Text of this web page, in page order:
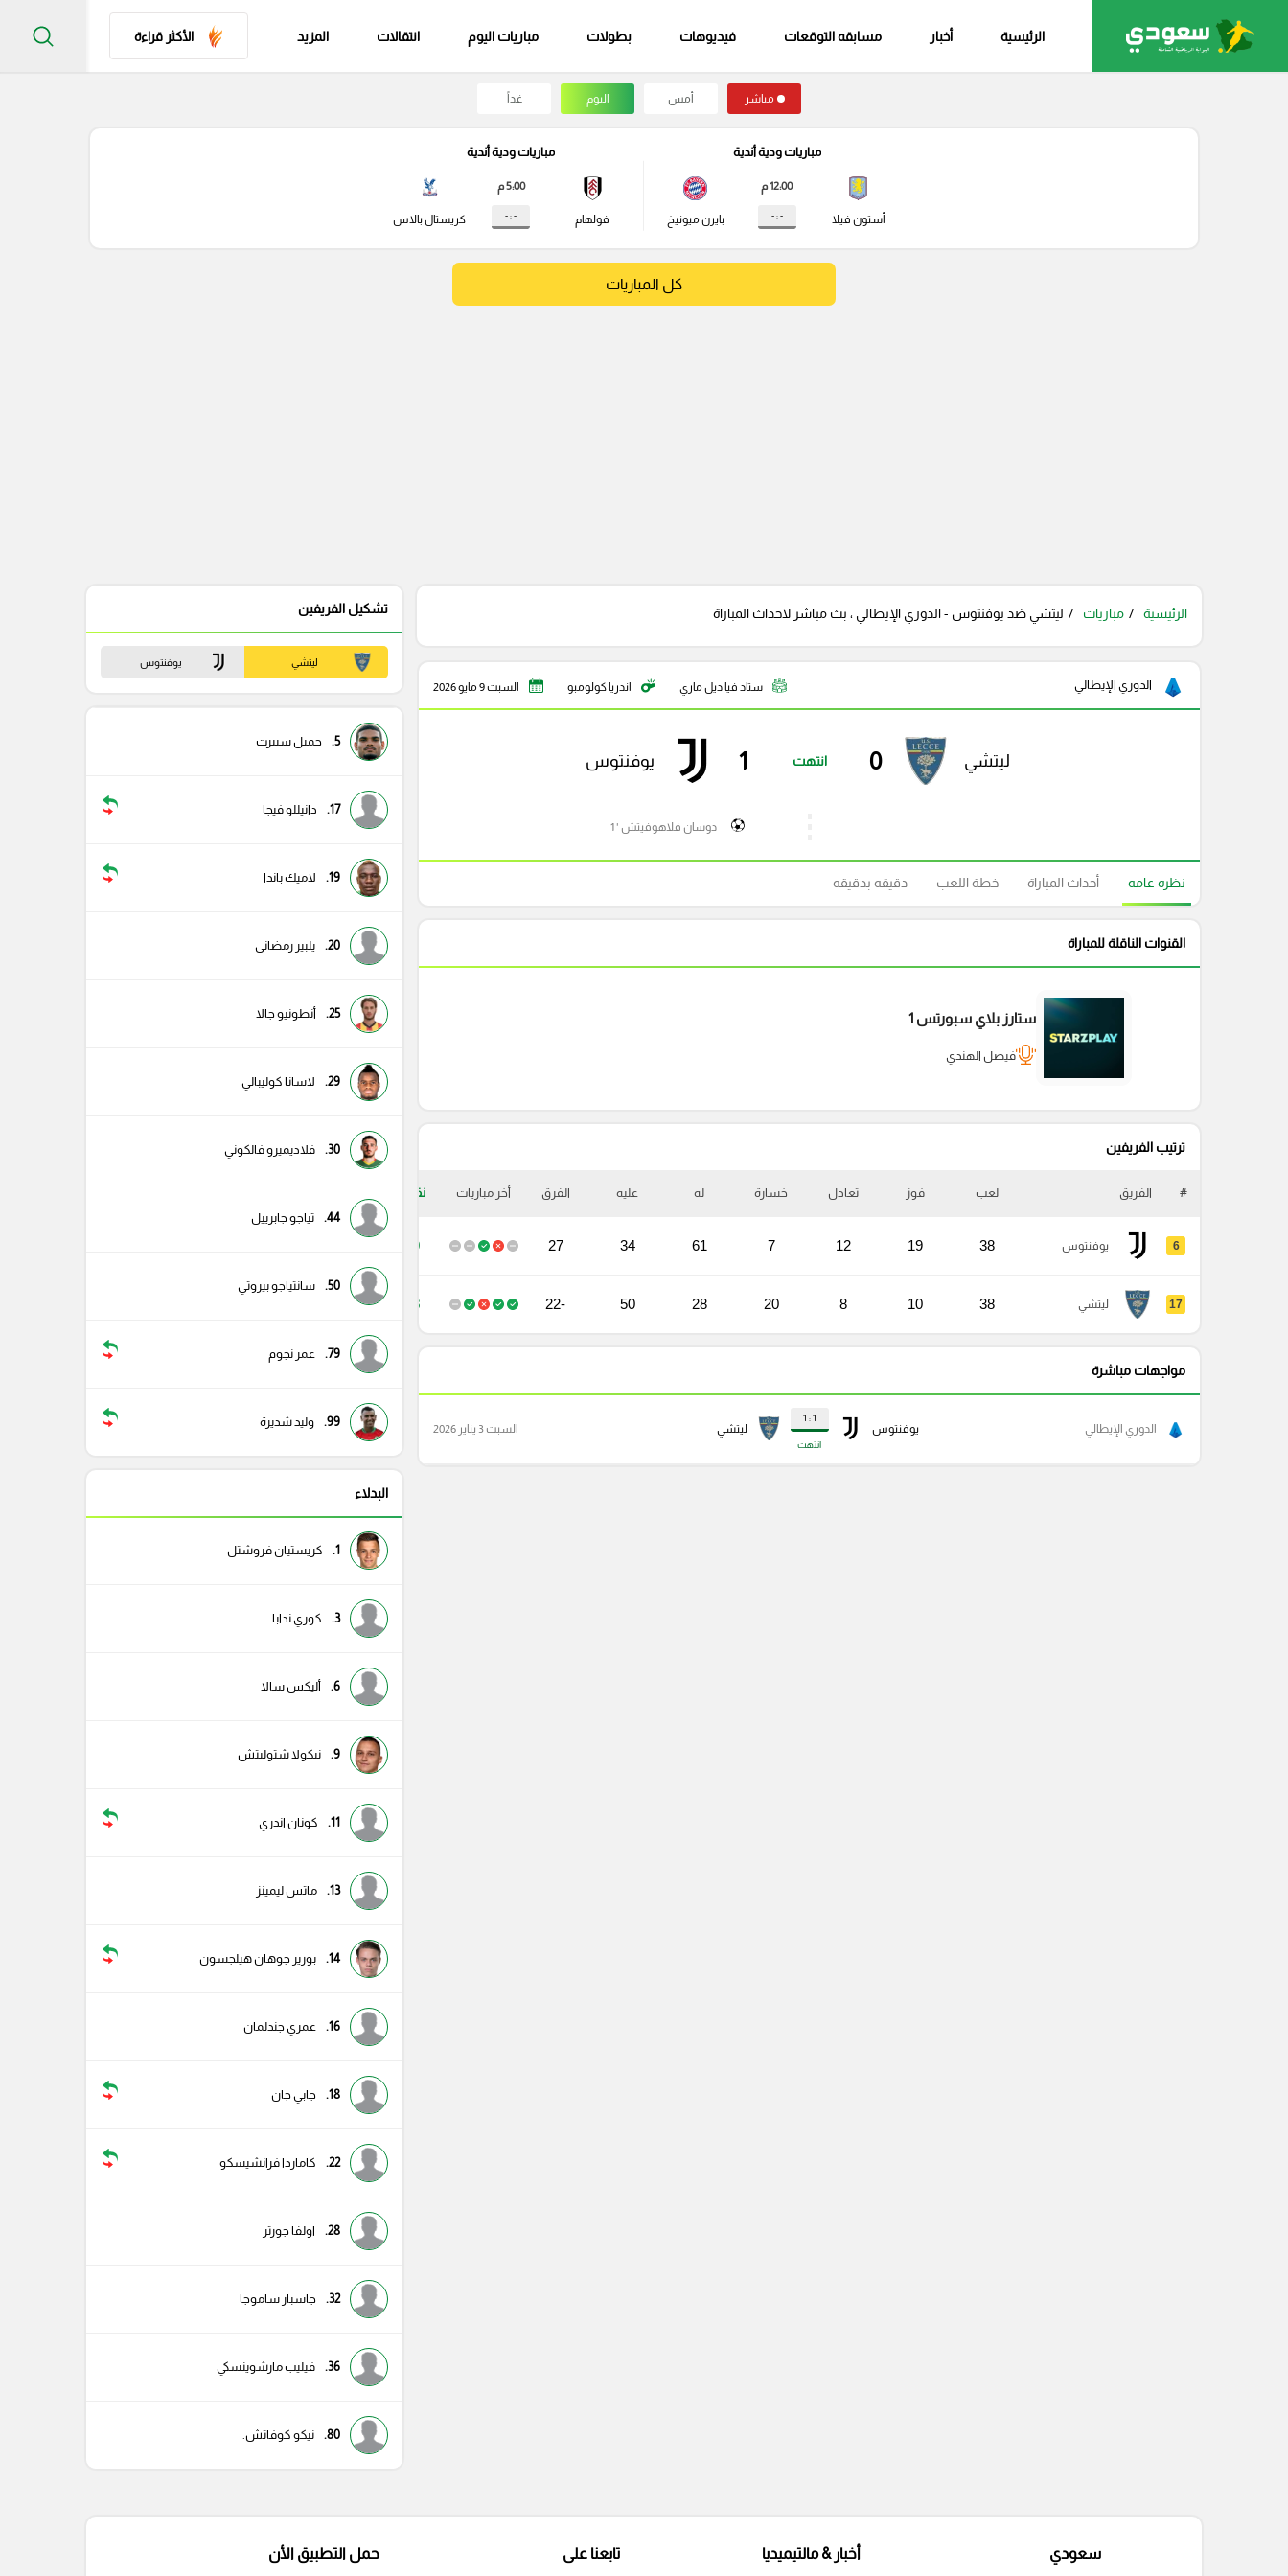
الرئيسية أخبار مسابقه التوقعات فيديوهات بطولات مباريات اليوم انتقالات المزيد الأكثر قراءة
مباشر أمس اليوم غداً
مباريات ودية أندية
أستون فيلا
12:00 م
- : - بايرن ميونيخ
مباريات ودية أندية
فولهام
5:00 م
- : - كريستال بالاس
كل المباريات
الرئيسية مباريات ليتشي ضد يوفنتوس - الدوري الإيطالي ، بث مباشر لاحداث المباراة
الدوري الإيطالي ستاد فيا ديل ماري اندريا كولومبو السبت 9 مايو 2026
ليتشي 0 انتهت 1 يوفنتوس
دوسان فلاهوفيتش ' 1
نظره عامه أحداث المباراة خطة اللعب دقيقه بدقيقه
القنوات الناقلة للمباراة
ستارز بلاي سبورتس 1
فيصل الهندي
ترتيب الفريفين
# الفريق لعب فوز تعادل خسارة له عليه الفرق أخر مباريات نقاط
6 يوفنتوس 38
19
12
7
61
34
27
69
17 ليتشي 38
10
8
20
28
50
-22
38
مواجهات مباشرة
يوفنتوس
1 : 1
انتهت
ليتشي الدوري الإيطالي السبت 3 يناير 2026
تشكيل الفريفين
ليتشي يوفنتوس
5. جميل سيبرت
17. دانيللو فيجا
19. لاميك باندا
20. يلبير رمضاني
25. أنطونيو جالا
29. لاسانا كوليبالي
30. فلاديميرو فالكوني
44. تياجو جابرييل
50. سانتياجو بيروتي
79. عمر نجوم
99. وليد شديرة
البدلاء
1. كريستيان فروشتل
3. كوري ندابا
6. أليكس سالا
9. نيكولا شتوليتش
11. كونان اندري
13. ماتس ليمينز
14. بورير جوهان هيلجسون
16. عمري جندلمان
18. جابي جان
22. كاماردا فرانشيسكو
28. اولفا جورتر
32. جاسبار ساموجا
36. فيليب مارشوينسكي
80. نيكو كوفاتش.
سعودي أخبار & مالتيميديا تابعنا على حمل التطبيق الأن